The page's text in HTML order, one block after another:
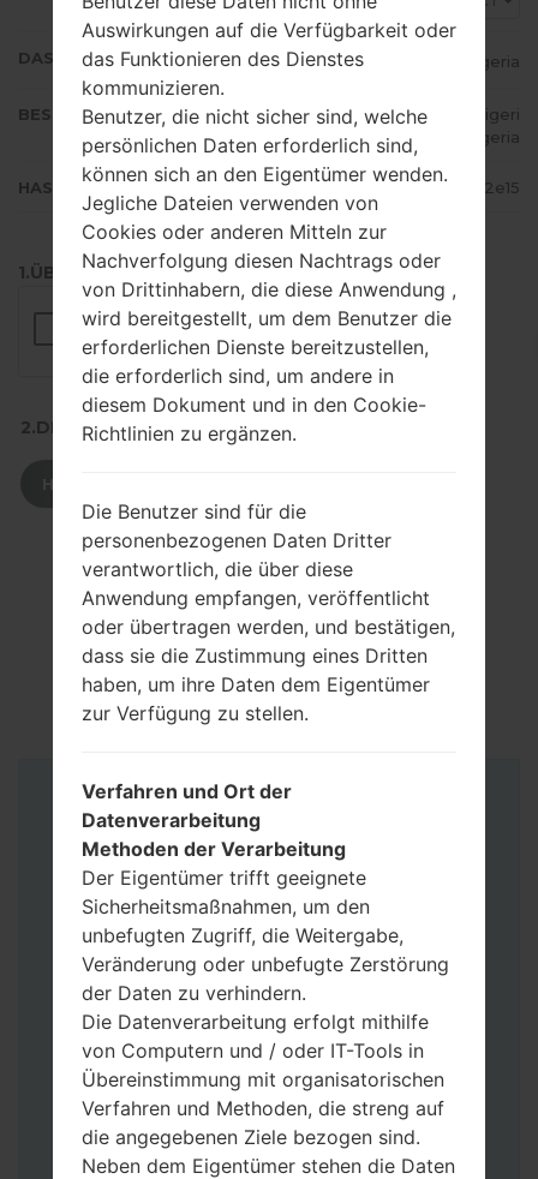
DAS LAND Nigeria
BESCHREIBUNG
MTN Nigeria, Glo Mobile, Zain Nigeri
a, Etisalat Nigeria
HASH 1f4c469a180a01daf0db94c8baa02e15
1.ÜBERPRÜFEN SIE AUF RECAPTCHA
2.DRÜCKEN SIE ZUM HERUNTERLADEN
Anleitung
Auswirkungen auf die Verfügbarkeit oder
das Funktionieren des Dienstes
kommunizieren.
Benutzer, die nicht sicher sind, welche
persönlichen Daten erforderlich sind,
können sich an den Eigentümer wenden.
Jegliche Dateien verwenden von
Cookies oder anderen Mitteln zur
Nachverfolgung diesen Nachtrags oder
von Drittinhabern, die diese Anwendung ,
wird bereitgestellt, um dem Benutzer die
erforderlichen Dienste bereitzustellen,
die erforderlich sind, um andere in
diesem Dokument und in den Cookie-
Richtlinien zu ergänzen.
Die Benutzer sind für die
personenbezogenen Daten Dritter
verantwortlich, die über diese
Anwendung empfangen, veröffentlicht
oder übertragen werden, und bestätigen,
dass sie die Zustimmung eines Dritten
haben, um ihre Daten dem Eigentümer
zur Verfügung zu stellen.
Verfahren und Ort der
Datenverarbeitung
Methoden der Verarbeitung
Der Eigentümer trifft geeignete
Sicherheitsmaßnahmen, um den
unbefugten Zugriff, die Weitergabe,
Veränderung oder unbefugte Zerstörung
der Daten zu verhindern.
Die Datenverarbeitung erfolgt mithilfe
von Computern und / oder IT-Tools in
Übereinstimmung mit organisatorischen
Verfahren und Methoden, die streng auf
die angegebenen Ziele bezogen sind.
Neben dem Eigentümer stehen die Daten